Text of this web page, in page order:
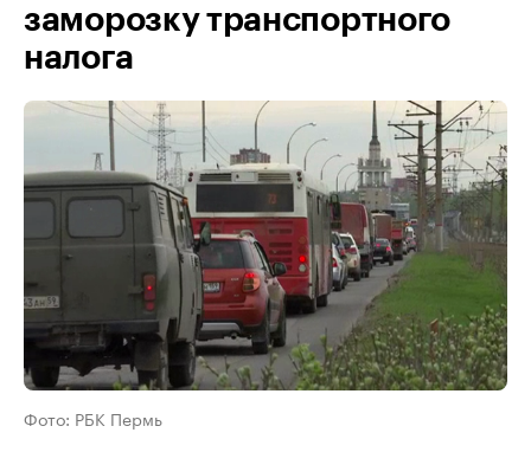
заморозку транспортного
налога
Фото: РБК Пермь